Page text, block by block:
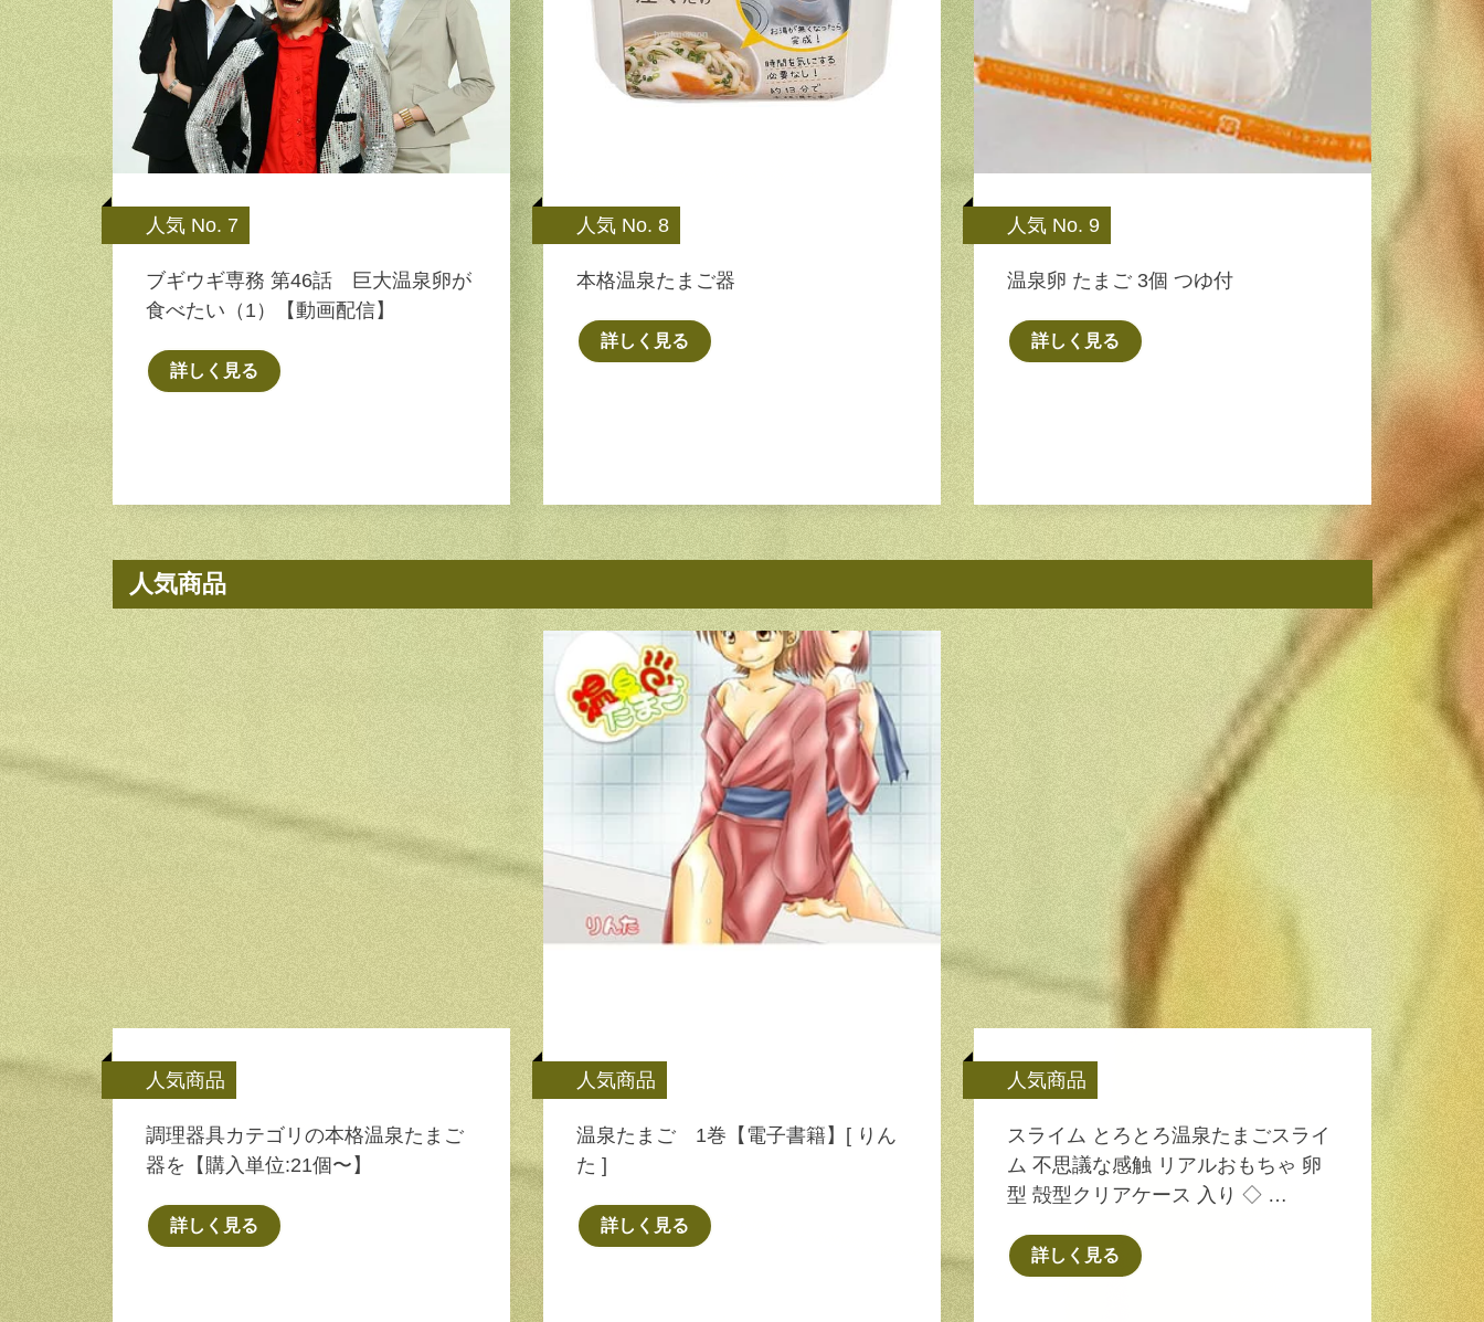
人気 No. 7
ブギウギ専務 第46話 巨大温泉卵が
食べたい（1）【動画配信】
詳しく見る
人気 No. 8
本格温泉たまご器
詳しく見る
人気 No. 9
温泉卵 たまご 3個 つゆ付
詳しく見る
人気商品
人気商品
調理器具カテゴリの本格温泉たまご
器を【購入単位:21個〜】
詳しく見る
人気商品
温泉たまご 1巻【電子書籍】[ りん
た ]
詳しく見る
人気商品
スライム とろとろ温泉たまごスライ
ム 不思議な感触 リアルおもちゃ 卵
型 殻型クリアケース 入り ◇ …
詳しく見る